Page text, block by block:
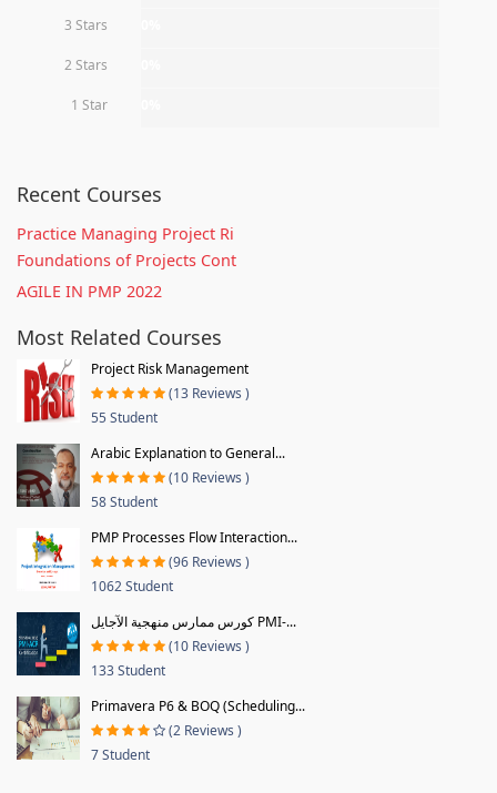
3 Stars
2 Stars
1 Star
Recent Courses
Practice Managing Project Ri
Foundations of Projects Cont
AGILE IN PMP 2022
Most Related Courses
Project Risk Management
(13 Reviews )
55 Student
Arabic Explanation to General...
(10 Reviews )
58 Student
PMP Processes Flow Interaction...
(96 Reviews )
1062 Student
كورس ممارس منهجية الآجايل PMI-...
(10 Reviews )
133 Student
Primavera P6 & BOQ (Scheduling...
(2 Reviews )
7 Student